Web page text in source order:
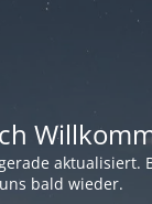
aktualisiert.
uns bald wieder.